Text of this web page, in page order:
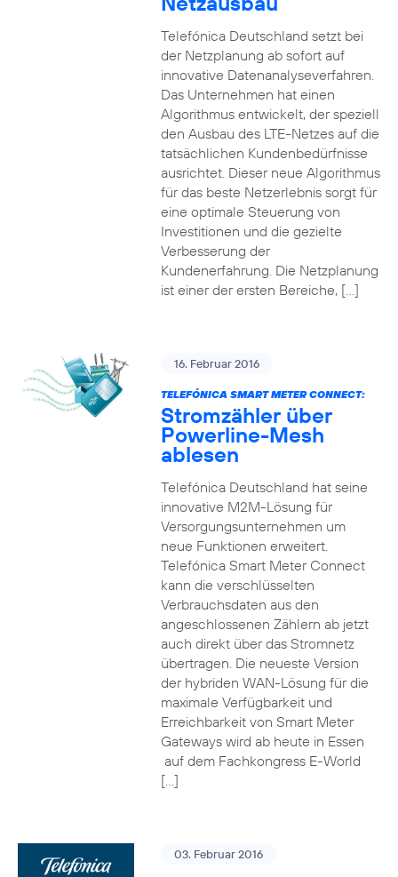
Telefónica Deutschland setzt bei
der Netzplanung ab sofort auf
innovative Datenanalyseverfahren.
Das Unternehmen hat einen
Algorithmus entwickelt, der speziell
den Ausbau des LTE-Netzes auf die
tatsächlichen Kundenbedürfnisse
ausrichtet. Dieser neue Algorithmus
für das beste Netzerlebnis sorgt für
eine optimale Steuerung von
Investitionen und die gezielte
Verbesserung der
Kundenerfahrung. Die Netzplanung
ist einer der ersten Bereiche, […]
16. Februar 2016
TELEFÓNICA SMART METER CONNECT:
Stromzähler über
Powerline-Mesh
ablesen
Telefónica Deutschland hat seine
innovative M2M-Lösung für
Versorgungsunternehmen um
neue Funktionen erweitert.
Telefónica Smart Meter Connect
kann die verschlüsselten
Verbrauchsdaten aus den
angeschlossenen Zählern ab jetzt
auch direkt über das Stromnetz
übertragen. Die neueste Version
der hybriden WAN-Lösung für die
maximale Verfügbarkeit und
Erreichbarkeit von Smart Meter
Gateways wird ab heute in Essen
auf dem Fachkongress E-World
[…]
03. Februar 2016